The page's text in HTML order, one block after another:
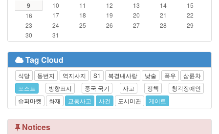
9 10 11 12 13 14
15
16
17 18 19 20 21
22
23
24 25 26 27 28
29
30
31
Tag Cloud
식당 동번지 역지사지 S1 북경내사랑 낮술 폭우
삼륜차
포스트
방향표시 중국 국기 사고 정책
청각장애인
슈퍼마켓
화재 교통사고 사건 도시미관 게이트
Notices